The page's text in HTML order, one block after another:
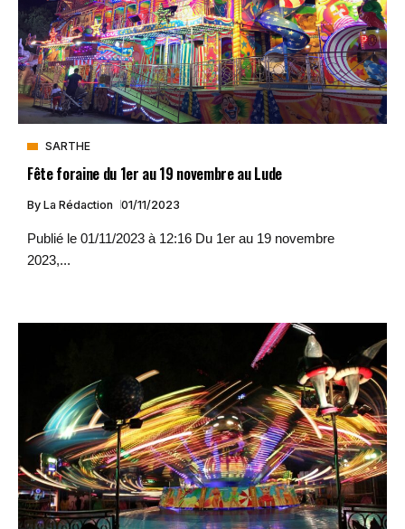
SARTHE
Fête foraine du 1er au 19 novembre au Lude
By La Rédaction 01/11/2023
Publié le 01/11/2023 à 12:16 Du 1er au 19 novembre
2023,...